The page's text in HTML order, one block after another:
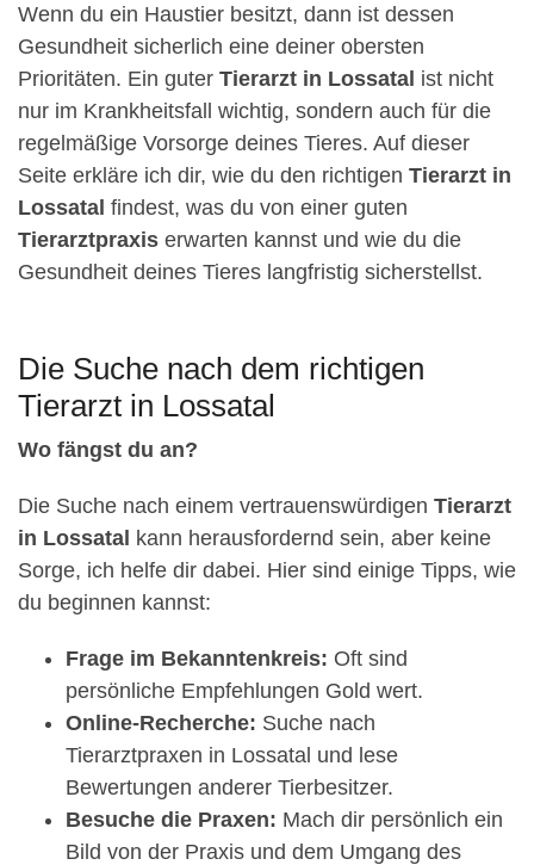
Wenn du ein Haustier besitzt, dann ist dessen
Gesundheit sicherlich eine deiner obersten
Prioritäten. Ein guter Tierarzt in Lossatal ist nicht
nur im Krankheitsfall wichtig, sondern auch für die
regelmäßige Vorsorge deines Tieres. Auf dieser
Seite erkläre ich dir, wie du den richtigen Tierarzt in
Lossatal findest, was du von einer guten
Tierarztpraxis erwarten kannst und wie du die
Gesundheit deines Tieres langfristig sicherstellst.
Die Suche nach dem richtigen
Tierarzt in Lossatal
Wo fängst du an?
Die Suche nach einem vertrauenswürdigen Tierarzt
in Lossatal kann herausfordernd sein, aber keine
Sorge, ich helfe dir dabei. Hier sind einige Tipps, wie
du beginnen kannst:
Frage im Bekanntenkreis: Oft sind
persönliche Empfehlungen Gold wert.
Online-Recherche: Suche nach
Tierarztpraxen in Lossatal und lese
Bewertungen anderer Tierbesitzer.
Besuche die Praxen: Mach dir persönlich ein
Bild von der Praxis und dem Umgang des